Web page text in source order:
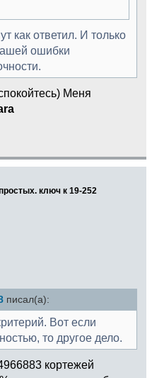
как ответил. И только
ошибки
Меня
ключ к 19-252
писал(а):
Вот если
то другое дело.
кортежей